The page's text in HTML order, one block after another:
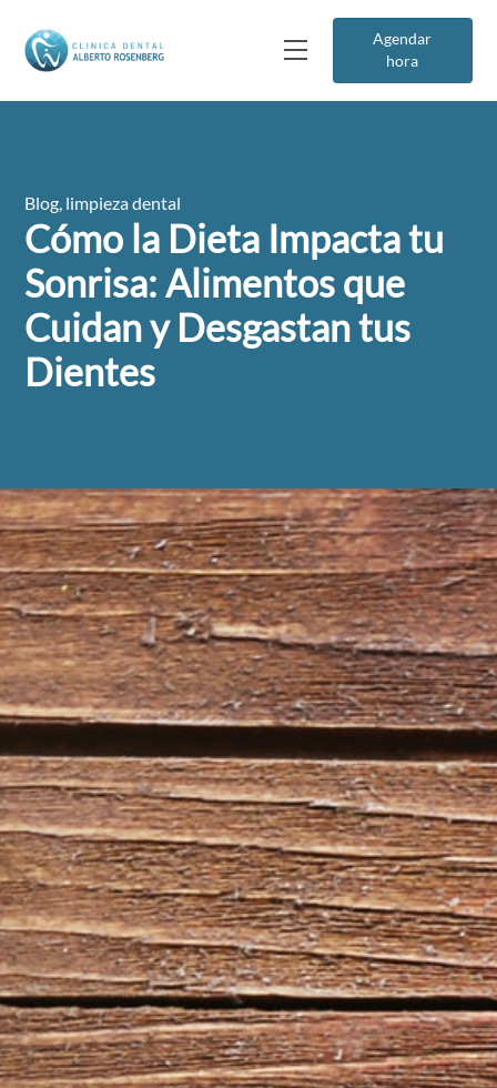
Agendar
hora
Blog limpieza dental
Cómo la Dieta Impacta tu
Sonrisa: Alimentos que
Cuidan y Desgastan tus
Dientes